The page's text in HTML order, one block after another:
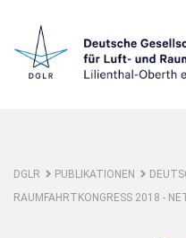
DGLR PUBLIKATIONEN
RAUMFAHRTKONGRESS 2018 -